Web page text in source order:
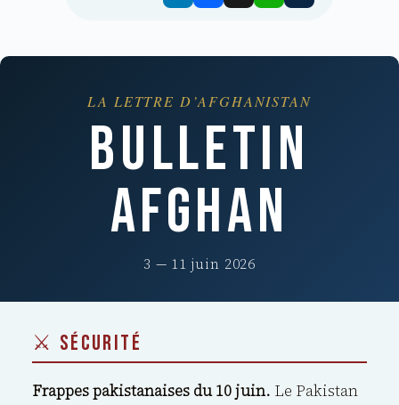
LA LETTRE D’AFGHANISTAN
BULLETIN
AFGHAN
3 — 11 juin 2026
⚔️ SÉCURITÉ
Frappes pakistanaises du 10 juin. Le Pakistan